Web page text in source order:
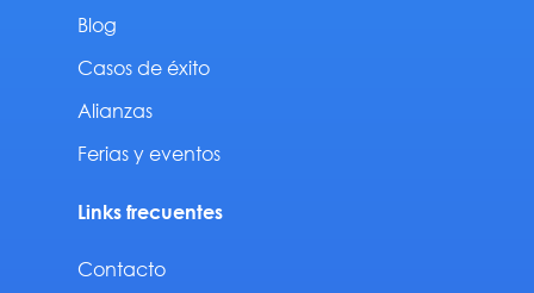
Blog
Casos de éxito
Alianzas
Ferias y eventos
Links frecuentes
Contacto